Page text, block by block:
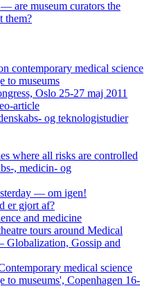
are museum curators the
them?
contemporary medical science
to museums
Oslo 25-27 maj 2011
article
og teknologistudier
where all risks are controlled
, medicin- og
— om igen!
er gjort af?
and medicine
tours around Medical
Gossip and
medical science
to museums', Copenhagen 16-